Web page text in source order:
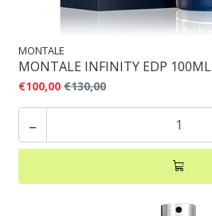
MONTALE
MONTALE INFINITY EDP 100ML
€100,00 €130,00
-